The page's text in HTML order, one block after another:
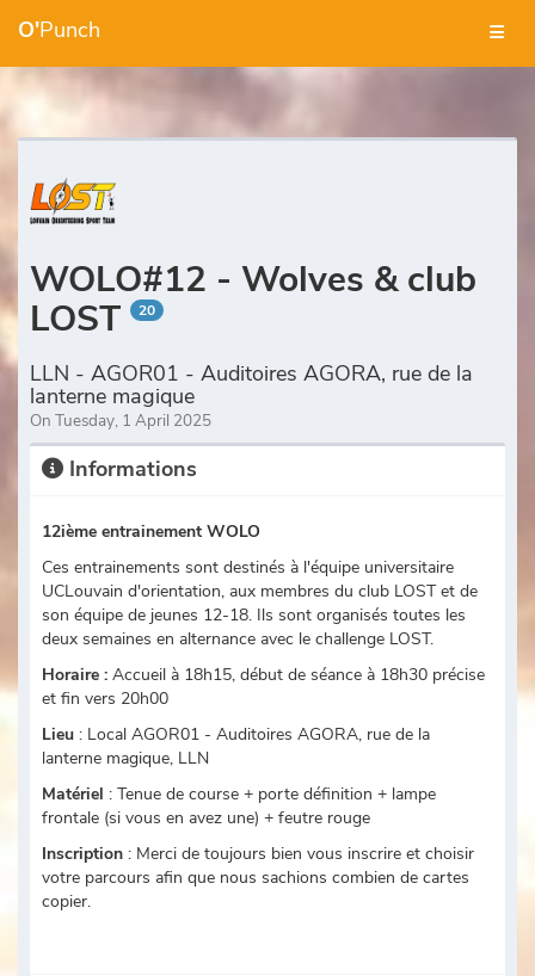
O'Punch
WOLO#12 - Wolves & club
LOST
20
LLN - AGOR01 - Auditoires AGORA, rue de la
lanterne magique
On Tuesday, 1 April 2025
Informations
12ième entrainement WOLO
Ces entrainements sont destinés à l'équipe universitaire
UCLouvain d'orientation, aux membres du club LOST et de
son équipe de jeunes 12-18. Ils sont organisés toutes les
deux semaines en alternance avec le challenge LOST.
Horaire : Accueil à 18h15, début de séance à 18h30 précise
et fin vers 20h00
Lieu : Local AGOR01 - Auditoires AGORA, rue de la
lanterne magique, LLN
Matériel : Tenue de course + porte définition + lampe
frontale (si vous en avez une) + feutre rouge
Inscription : Merci de toujours bien vous inscrire et choisir
votre parcours afin que nous sachions combien de cartes
copier.